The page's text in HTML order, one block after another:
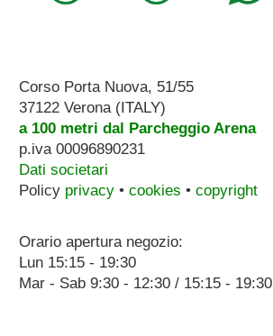
Corso Porta Nuova, 51/55
37122 Verona (ITALY)
a 100 metri dal Parcheggio Arena
p.iva 00096890231
Dati societari
Policy privacy• cookies • copyright
Orario apertura negozio:
Lun 15:15 - 19:30
Mar - Sab 9:30 - 12:30 / 15:15 - 19:30